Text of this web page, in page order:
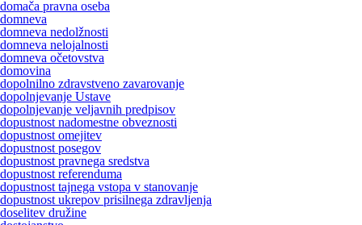
domača pravna oseba
domneva
domneva nedolžnosti
domneva nelojalnosti
domneva očetovstva
domovina
dopolnilno zdravstveno zavarovanje
dopolnjevanje Ustave
dopolnjevanje veljavnih predpisov
dopustnost nadomestne obveznosti
dopustnost omejitev
dopustnost posegov
dopustnost pravnega sredstva
dopustnost referenduma
dopustnost tajnega vstopa v stanovanje
dopustnost ukrepov prisilnega zdravljenja
doselitev družine